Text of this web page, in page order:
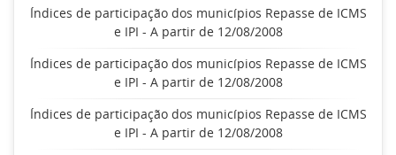
Índices de participação dos municípios Repasse de ICMS
e IPI - A partir de 12/08/2008
Índices de participação dos municípios Repasse de ICMS
e IPI - A partir de 12/08/2008
Índices de participação dos municípios Repasse de ICMS
e IPI - A partir de 12/08/2008